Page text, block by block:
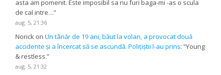
asta am pomenit. Este imposibil sa nu furi baga-mi -as o scula
de cal intre…”
aug. 5, 21:36
Norick onUn tânăr de 19 ani, băut la volan, a provocat două
accidente și a încercat să se ascundă. Polițiștii l-au prins: “Young
& restless.”
aug. 5, 21:32